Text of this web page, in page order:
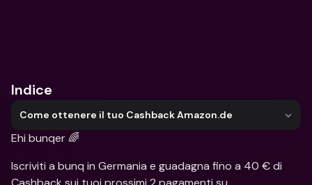
Indice
Come ottenere il tuo Cashback Amazon.de
Ehi bunqer 🌈
Iscriviti a bunq in Germania e guadagna fino a 40 € di